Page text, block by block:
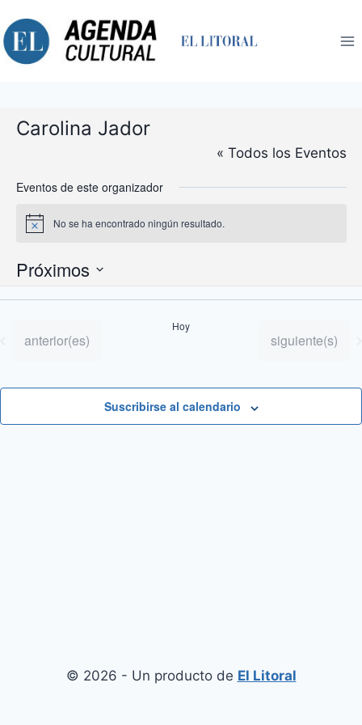
al
contenido
Carolina Jador
« Todos los Eventos
Eventos de este organizador
Aviso No se ha encontrado ningún resultado.
Próximos
fecha.
Eventos
anterior(es)
Hoy
Eventos
siguiente(s)
Suscribirse al calendario
© 2026 - Un producto de El Litoral